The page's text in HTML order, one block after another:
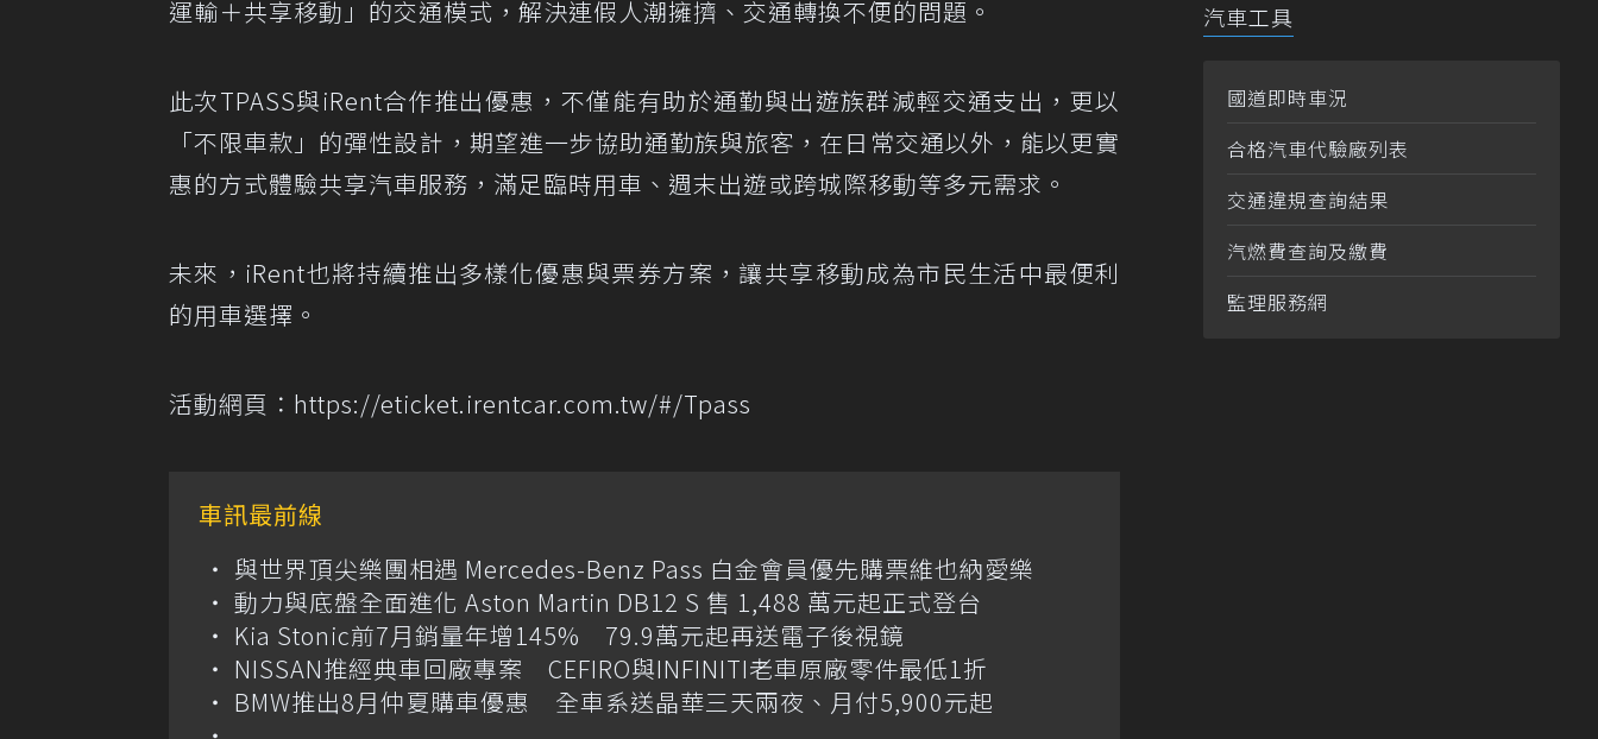
運輸＋共享移動」的交通模式，解決連假人潮擁擠、交通轉換不便的問題。
此次TPASS與iRent合作推出優惠，不僅能有助於通勤與出遊族群減輕交通支出，更以
「不限車款」的彈性設計，期望進一步協助通勤族與旅客，在日常交通以外，能以更實
惠的方式體驗共享汽車服務，滿足臨時用車、週末出遊或跨城際移動等多元需求。
未來，iRent也將持續推出多樣化優惠與票券方案，讓共享移動成為市民生活中最便利
的用車選擇。
活動網頁： https://eticket.irentcar.com.tw/#/Tpass
車訊最前線
與世界頂尖樂團相遇 Mercedes-Benz Pass 白金會員優先購票維也納愛樂
動力與底盤全面進化 Aston Martin DB12 S 售 1,488 萬元起正式登台
Kia Stonic前7月銷量年增145% 79.9萬元起再送電子後視鏡
NISSAN推經典車回廠專案 CEFIRO與INFINITI老車原廠零件最低1折
BMW推出8月仲夏購車優惠 全車系送晶華三天兩夜、月付5,900元起
汽車工具
國道即時車況
合格汽車代驗廠列表
交通違規查詢結果
汽燃費查詢及繳費
監理服務網